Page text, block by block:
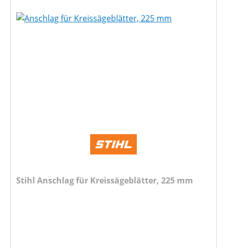
Stihl Anschlag für Kreissägeblätter, 225 mm